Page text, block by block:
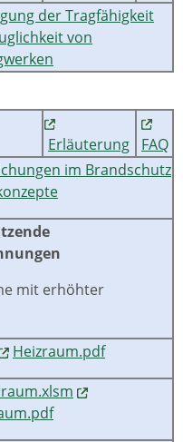
der Tragfähigkeit
von
Erläuterung
FAQ
im Brandschutz
mit erhöhter
Heizraum.pdf